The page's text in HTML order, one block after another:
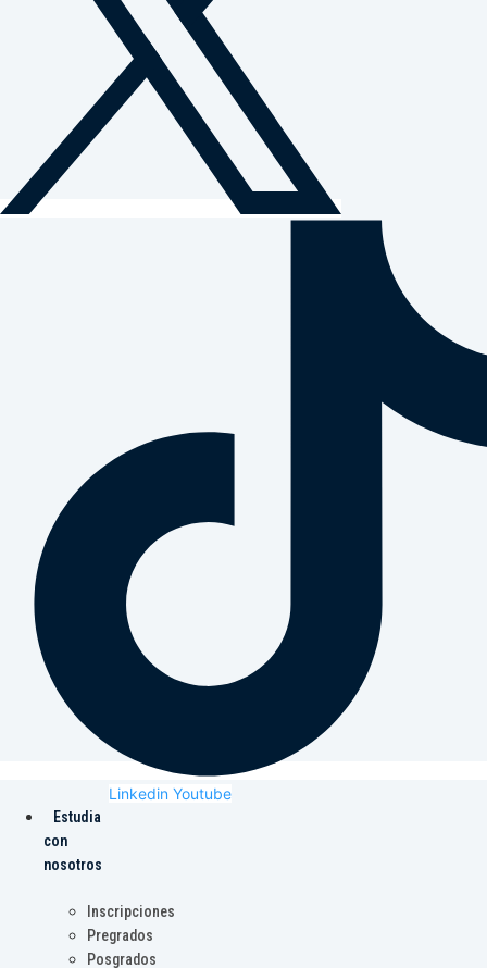
Linkedin Youtube
Estudia
con
nosotros
Inscripciones
Pregrados
Posgrados